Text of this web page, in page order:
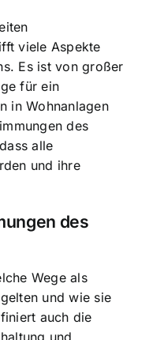
viele Aspekte
Es ist von großer
für ein
in Wohnanlagen
des
alle
und ihre
des
Wege als
und wie sie
auch die